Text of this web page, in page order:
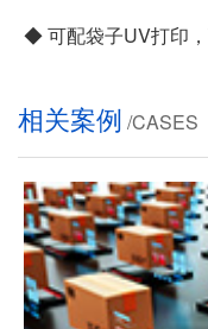
◆ 可配袋子UV打印，
相关案例 /CASES